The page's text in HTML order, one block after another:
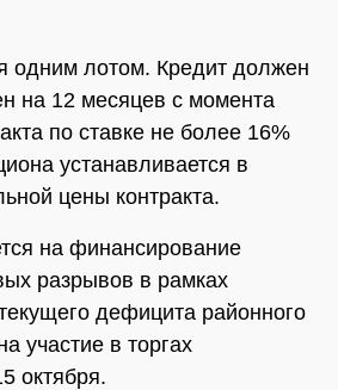
одним лотом. Кредит должен
на 12 месяцев с момента
по ставке не более 16%
устанавливается в
цены контракта.
на финансирование
разрывов в рамках
дефицита районного
участие в торгах
октября.